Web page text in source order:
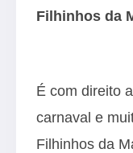
Filhinhos da
É com direito
carnaval e
Filhinhos da